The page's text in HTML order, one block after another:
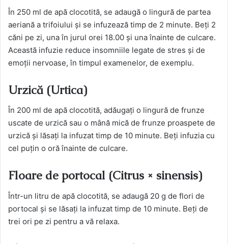
În 250 ml de apă clocotită, se adaugă o lingură de partea
aeriană a trifoiului și se infuzează timp de 2 minute. Beți 2
căni pe zi, una în jurul orei 18.00 și una înainte de culcare.
Această infuzie reduce insomniile legate de stres și de
emoții nervoase, în timpul examenelor, de exemplu.
Urzică (Urtica)
În 200 ml de apă clocotită, adăugați o lingură de frunze
uscate de urzică sau o mână mică de frunze proaspete de
urzică și lăsați la infuzat timp de 10 minute. Beți infuzia cu
cel puțin o oră înainte de culcare.
Floare de portocal (Citrus × sinensis)
Într-un litru de apă clocotită, se adaugă 20 g de flori de
portocal și se lăsați la infuzat timp de 10 minute. Beți de
trei ori pe zi pentru a vă relaxa.